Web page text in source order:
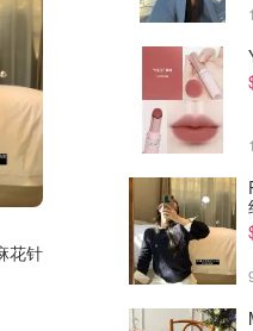
$105.30 $212.00
Polo Ralph Lauren 长袖